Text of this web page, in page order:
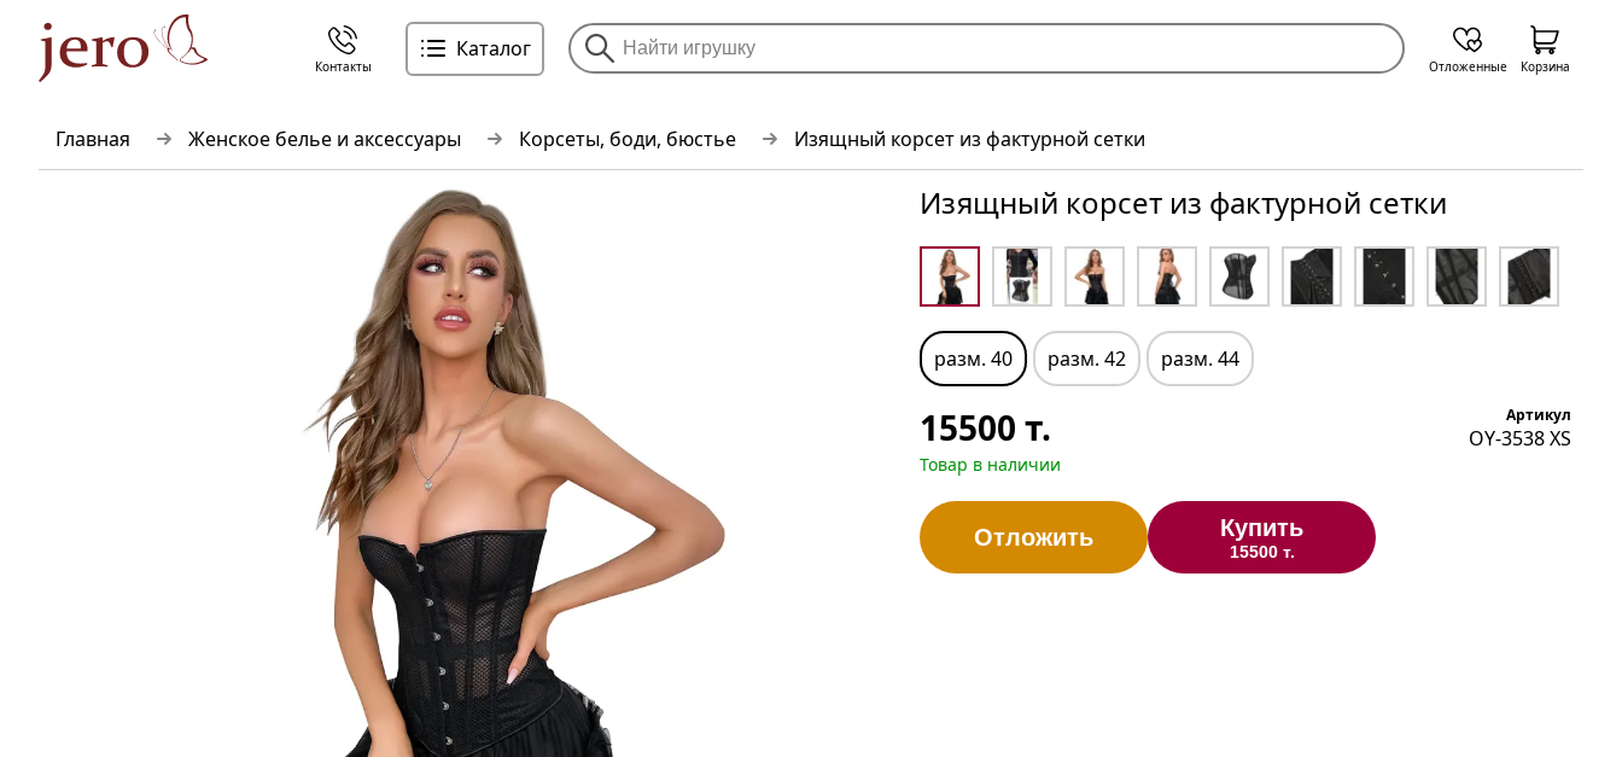
Главная Женское белье и аксессуары Корсеты, боди, бюстье Изящный корсет из фактурной сетки
Изящный корсет из фактурной сетки
разм. 40 разм. 42 разм. 44
15500 т.
Товар в наличии
Артикул
OY-3538 XS
Отложить Купить
15500 т.
Контакты
Каталог
Отложенные Корзина